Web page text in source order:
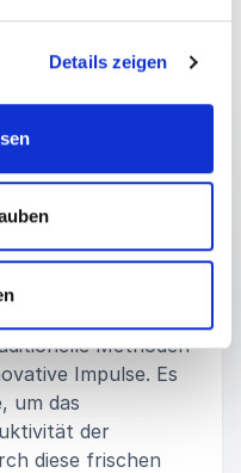
Details zeigen
ANNE FLECK
Methoden
Impulse. Es
um das
der
diese frischen